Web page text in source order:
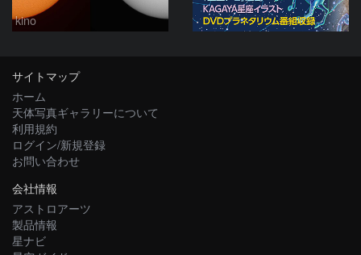
kino
サイトマップ
ホーム
天体写真ギャラリーについて
利用規約
ログイン/新規登録
お問い合わせ
会社情報
アストロアーツ
製品情報
星ナビ